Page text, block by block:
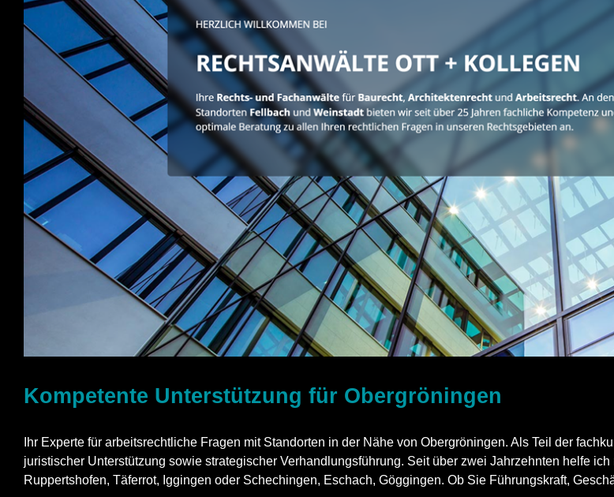
Kompetente Unterstützung für Obergröningen
Ihr Experte für arbeitsrechtliche Fragen mit Standorten in der Nähe von Obergröningen. Als Teil der
juristischer Unterstützung sowie strategischer Verhandlungsführung. Seit über zwei Jahrzehnten helfe
Ruppertshofen, Täferrot, Iggingen oder Schechingen, Eschach, Göggingen. Ob Sie Führungskraft,